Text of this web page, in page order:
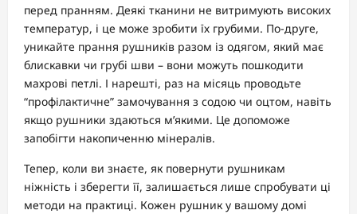
перед пранням. Деякі тканини не витримують високих
температур, і це може зробити їх грубими. По-друге,
уникайте прання рушників разом із одягом, який має
блискавки чи грубі шви – вони можуть пошкодити
махрові петлі. І нарешті, раз на місяць проводьте
“профілактичне” замочування з содою чи оцтом, навіть
якщо рушники здаються м’якими. Це допоможе
запобігти накопиченню мінералів.
Тепер, коли ви знаєте, як повернути рушникам
ніжність і зберегти її, залишається лише спробувати ці
методи на практиці. Кожен рушник у вашому домі